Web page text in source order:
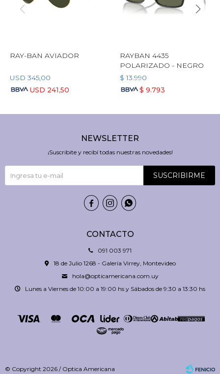
RAY-BAN AVIADOR
USD 345,00
USD 241,50
RAYBAN 4435
POLARIZADO - NEGRO
$ 13.990
$ 9.793
CONTACTO
091 003 971
18 de Julio 1268 - Galería Virrey, Montevideo
hola@opticamericana.com.uy
Lunes a Viernes de 10:00 a 19:00 hs y Sábados de 9:30 a 13:30 hs
NEWSLETTER
¡Suscribite y recibí todas nuestras novedades!
SUSCRIBIRME
  
© Copyright 2026 / Optica Americana